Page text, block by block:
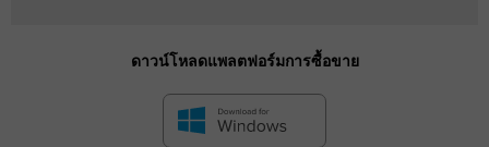
ดาวน์โหลดแพลตฟอร์มการซื้อขาย